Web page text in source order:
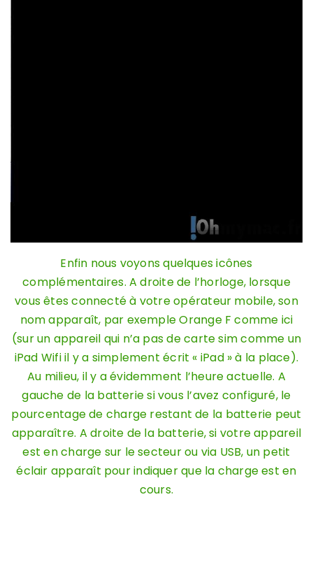
Enfin nous voyons quelques icônes
complémentaires. A droite de l’horloge, lorsque
vous êtes connecté à votre opérateur mobile, son
nom apparaît, par exemple Orange F comme ici
(sur un appareil qui n’a pas de carte sim comme un
iPad Wifi il y a simplement écrit « iPad » à la place).
Au milieu, il y a évidemment l’heure actuelle. A
gauche de la batterie si vous l’avez configuré, le
pourcentage de charge restant de la batterie peut
apparaître. A droite de la batterie, si votre appareil
est en charge sur le secteur ou via USB, un petit
éclair apparaît pour indiquer que la charge est en
cours.